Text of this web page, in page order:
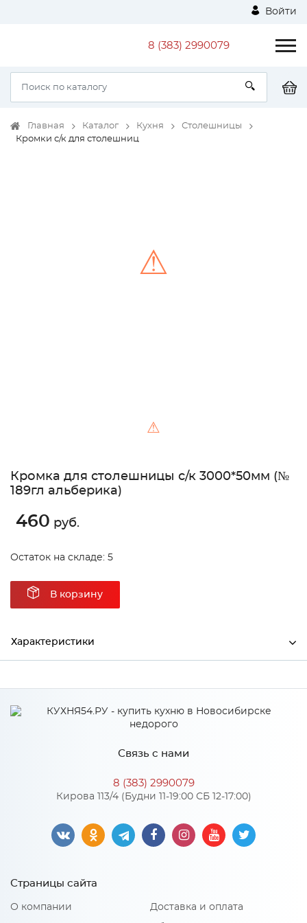
Войти
8 (383) 2990079
Главная Каталог Кухня
Столешницы
Кромки с/к для столешниц
⚠
⚠
Кромка для столешницы с/к 3000*50мм (№
189гл альберика)
460 руб.
Остаток на складе: 5
В корзину
Характеристики
Высота 50
№189гл Альберика
Связь с нами
8 (383) 2990079
Кирова 113/4 (Будни 11-19:00 СБ 12-17:00)
Страницы сайта
О компании Доставка и оплата